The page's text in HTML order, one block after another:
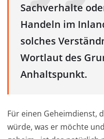
Sachverhalte
Handeln im
solches
Wortlaut des
Anhaltspunkt.
Für einen Geheimdienst,
würde, was er möchte